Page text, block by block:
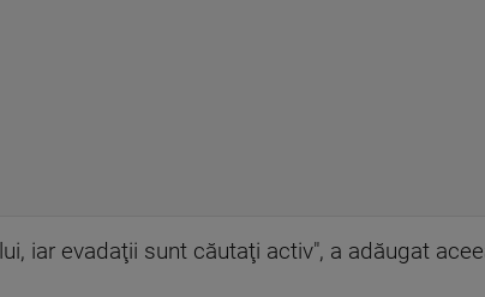
iar evadaţii sunt căutaţi activ", a adăugat